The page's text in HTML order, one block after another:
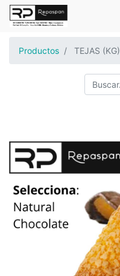
Productos TEJAS (KG)